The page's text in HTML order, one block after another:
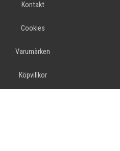
Kontakt
Cookies
Varumärken
Köpvillkor